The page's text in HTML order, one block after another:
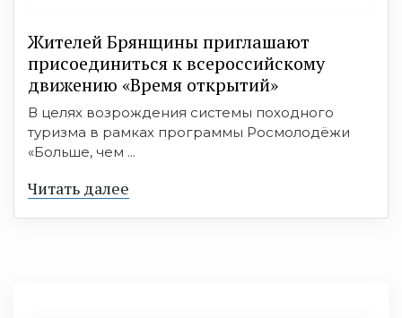
Жителей Брянщины приглашают
присоединиться к всероссийскому
движению «Время открытий»
В целях возрождения системы походного
туризма в рамках программы Росмолодёжи
«Больше, чем ...
Читать далее